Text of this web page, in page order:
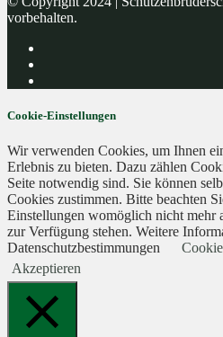
vorbehalten.
Cookie-Einstellungen
Wir verwenden Cookies, um Ihnen
Erlebnis zu bieten. Dazu zählen
Seite notwendig sind. Sie können
Cookies zustimmen. Bitte beachten
Einstellungen womöglich nicht mehr
zur Verfügung stehen. Weitere
Datenschutzbestimmungen
Akzeptieren